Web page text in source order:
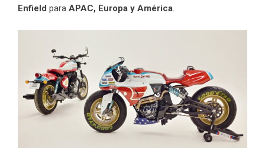
Enfield para APAC, Europa y América